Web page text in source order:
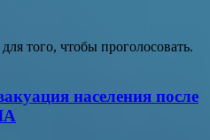
для того, чтобы проголосовать.
населения после